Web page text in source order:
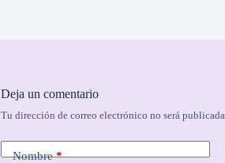
Deja un comentario
Tu dirección de correo electrónico no será publicada.
Nombre*